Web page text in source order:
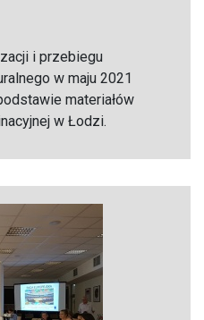
i przebiegu
w maju 2021
materiałów
w Łodzi.